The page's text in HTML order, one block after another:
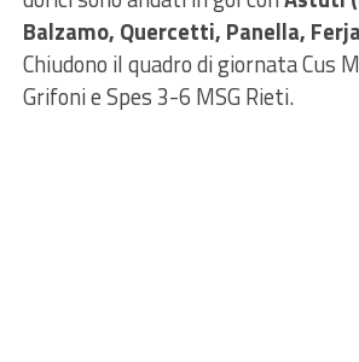
Balzamo, Quercetti, Panella,
Chiudono il quadro di giornata Cus
Grifoni e Spes 3-6 MSG Rieti.